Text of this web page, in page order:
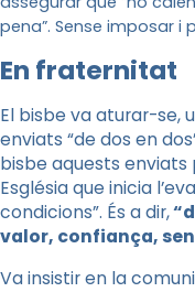
pena”. Sense imposar i
En fraternitat
El bisbe va aturar-se,
enviats “de dos en
bisbe aquests
Església que inicia
condicions”. És a dir,
valor, confiança,
Va insistir en la